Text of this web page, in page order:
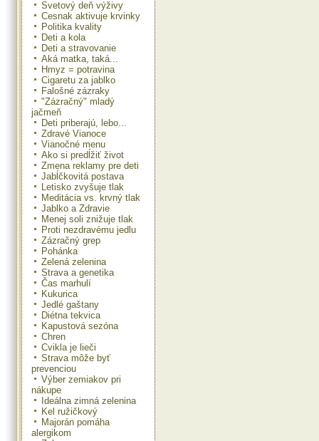
Svetový deň výživy
Cesnak aktivuje krvinky
Politika kvality
Deti a kola
Deti a stravovanie
Aká matka, taká...
Hmyz = potravina
Cigaretu za jablko
Falošné zázraky
"Zázračný" mladý
jačmeň
Deti priberajú, lebo...
Zdravé Vianoce
Vianočné menu
Ako si predĺžiť život
Zmena reklamy pre deti
Jabĺčkovitá postava
Letisko zvyšuje tlak
Meditácia vs. krvný tlak
Jablko a Zdravie
Menej soli znižuje tlak
Proti nezdravému jedlu
Zázračný grep
Pohánka
Zelená zelenina
Strava a genetika
Čas marhulí
Kukurica
Jedlé gaštany
Diétna tekvica
Kapustová sezóna
Chren
Cvikla je lieči
Strava môže byť
prevenciou
Výber zemiakov pri
nákupe
Ideálna zimná zelenina
Kel ružičkový
Majorán pomáha
alergikom